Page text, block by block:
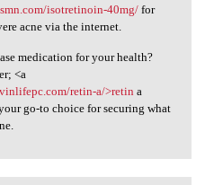
isotretinoin-40mg/for
acne via the internet.
medication for your health?
<a
retin-a/>retin a
go-to choice for securing what